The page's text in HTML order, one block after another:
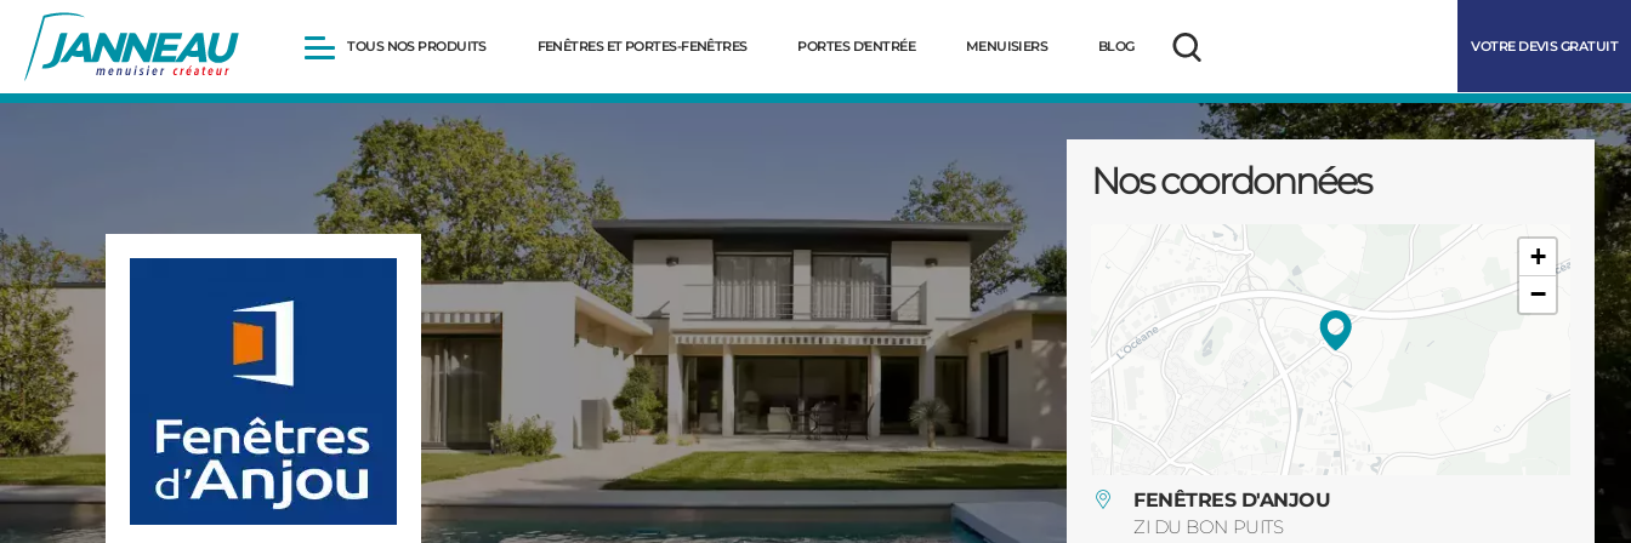
TOUS NOS PRODUITS
Démarrer
Pergolas
Portails et portillons
Carports
Clôtures
FENÊTRES ET PORTES-FENÊTRES PORTES D'ENTRÉE MENUISIERS BLOG
Rechercher
VOTRE DEVIS GRATUIT
Nos coordonnées
+
−
FENÊTRES D'ANJOU
ZI DU BON PUITS